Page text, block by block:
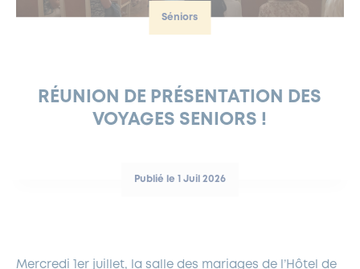
EAU POTABLE ET ASSAINISSEMENT
DÉCLARATION DE CATASTROPHE NATURELLE
INFORMATIONS PRATIQUES
SUBVENTIONS
PANNEAUX D’AFFICHAGE LIBRE
GRÖBENZELL
DÉVELOPPEMENT DURABLE
Séniors
RÉUNION DE PRÉSENTATION DES
VOYAGES SENIORS !
Publié le 1 Juil 2026
Mercredi 1er juillet, la salle des mariages de l’Hôtel de